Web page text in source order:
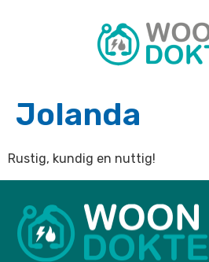
Jolanda
Rustig, kundig en nuttig!